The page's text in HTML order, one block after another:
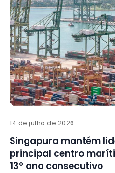
14 de julho de 2026
Singapura mantém
principal centro
13º ano consecutivo